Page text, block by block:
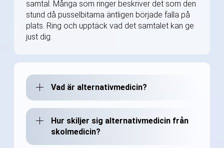
samtal. Många som ringer beskriver det som den
stund då pusselbitarna äntligen började falla på
plats. Ring och upptäck vad det samtalet kan ge
just dig.
Vad är alternativmedicin?
Hur skiljer sig alternativmedicin från
skolmedicin?